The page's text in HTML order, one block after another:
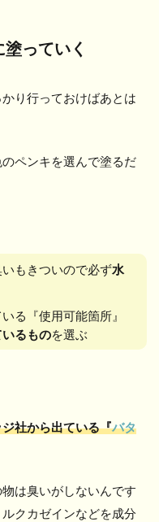
っていく
り行っておけばあとは
ペンキを選んで塗るだ
もきついので必ず水
る『使用可能箇所』
いるものを選ぶ
社から出ている『バタ
は臭いがしないんです
クカゼインなどを成分